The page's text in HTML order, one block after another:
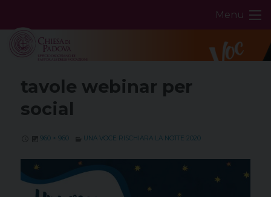
content
Menu
tavole webinar per
social
960 × 960 UNA VOCE RISCHIARA LA NOTTE 2020